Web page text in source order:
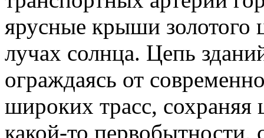
ярусные крыши золотого
лучах солнца. Цепь
ограждаясь от
широких трасс,
какой-то первобытности,